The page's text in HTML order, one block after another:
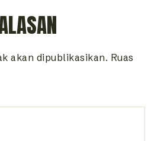
akan dipublikasikan. Ruas